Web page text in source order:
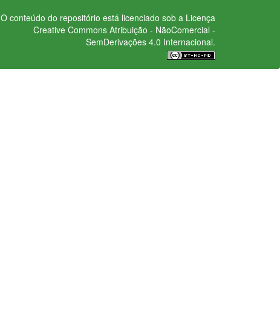
O conteúdo do repositório está licenciado sob a Licença
Creative CommonsAtribuição - NãoComercial -
SemDerivações 4.0 Internacional.